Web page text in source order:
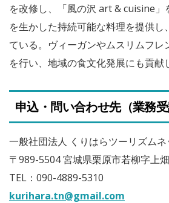
を改修し、「風の沢 art & cuisine」
を生かした持続可能な料理を提供し
ている。ヴィーガンやムスリムフレ
を行い、地域の食文化発展にも貢献
申込・問い合わせ先（業務受
一般社団法人 くりはらツーリズムネ
〒989-5504 宮城県栗原市若柳字上
TEL：090-4889-5310
kurihara.tn@gmail.com